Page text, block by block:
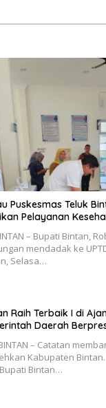
Puskesmas Teluk
Pelayanan
– Bupati Bintan,
mendadak ke
Selasa…
Raih Terbaik I di
Daerah
– Catatan
Kabupaten
Bintan…